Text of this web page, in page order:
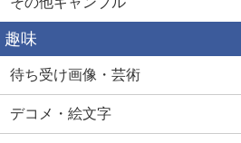
趣味
待ち受け画像・芸術
デコメ・絵文字